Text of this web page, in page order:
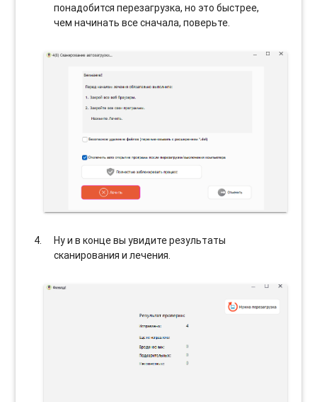
понадобится перезагрузка, но это быстрее,
чем начинать все сначала, поверьте.
Ну и в конце вы увидите результаты
сканирования и лечения.